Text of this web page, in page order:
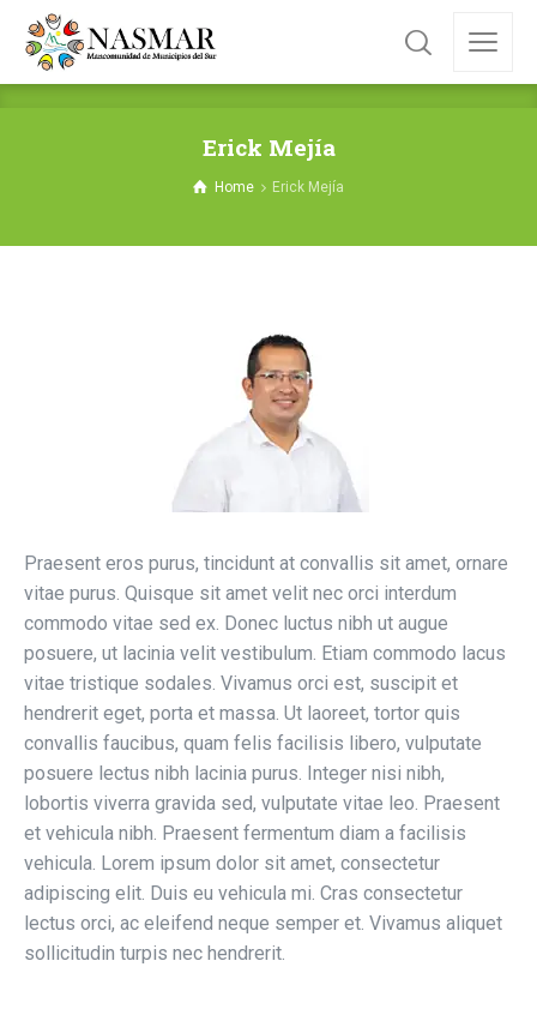
Erick Mejía
Home Erick Mejía
Praesent eros purus, tincidunt at convallis sit amet, ornare
vitae purus. Quisque sit amet velit nec orci interdum
commodo vitae sed ex. Donec luctus nibh ut augue
posuere, ut lacinia velit vestibulum. Etiam commodo lacus
vitae tristique sodales. Vivamus orci est, suscipit et
hendrerit eget, porta et massa. Ut laoreet, tortor quis
convallis faucibus, quam felis facilisis libero, vulputate
posuere lectus nibh lacinia purus. Integer nisi nibh,
lobortis viverra gravida sed, vulputate vitae leo. Praesent
et vehicula nibh. Praesent fermentum diam a facilisis
vehicula. Lorem ipsum dolor sit amet, consectetur
adipiscing elit. Duis eu vehicula mi. Cras consectetur
lectus orci, ac eleifend neque semper et. Vivamus aliquet
sollicitudin turpis nec hendrerit.